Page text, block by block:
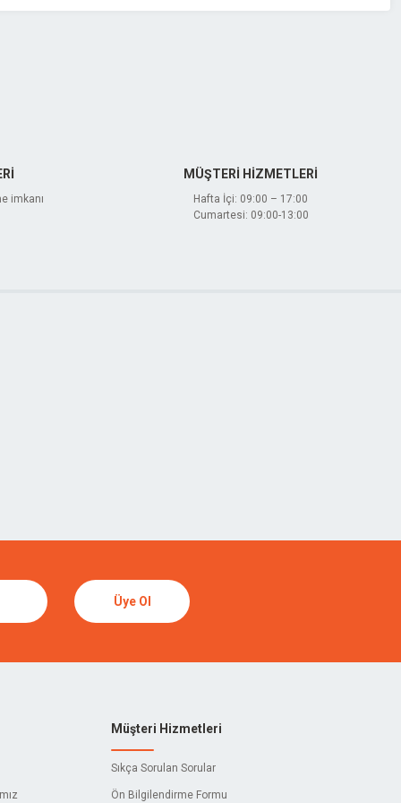
imkanı
MÜŞTERİ HİZMETLERİ
Hafta İçi: 09:00 – 17:00
Cumartesi: 09:00-13:00
Üye Ol
Müşteri Hizmetleri
Sıkça Sorulan Sorular
Ön Bilgilendirme Formu